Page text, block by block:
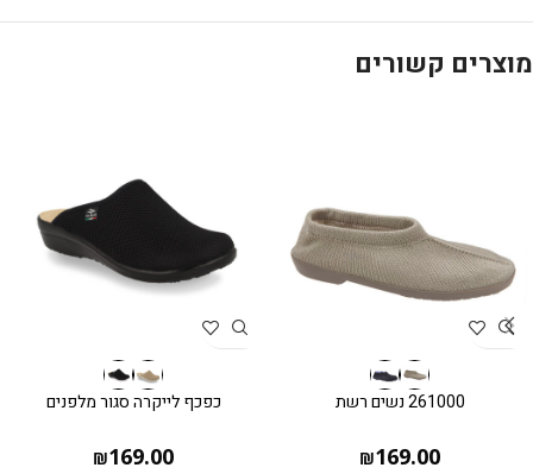
מוצרים קשורים
261000 נשים רשת
₪169.00
כפכף לייקרה סגור מלפנים
₪169.00